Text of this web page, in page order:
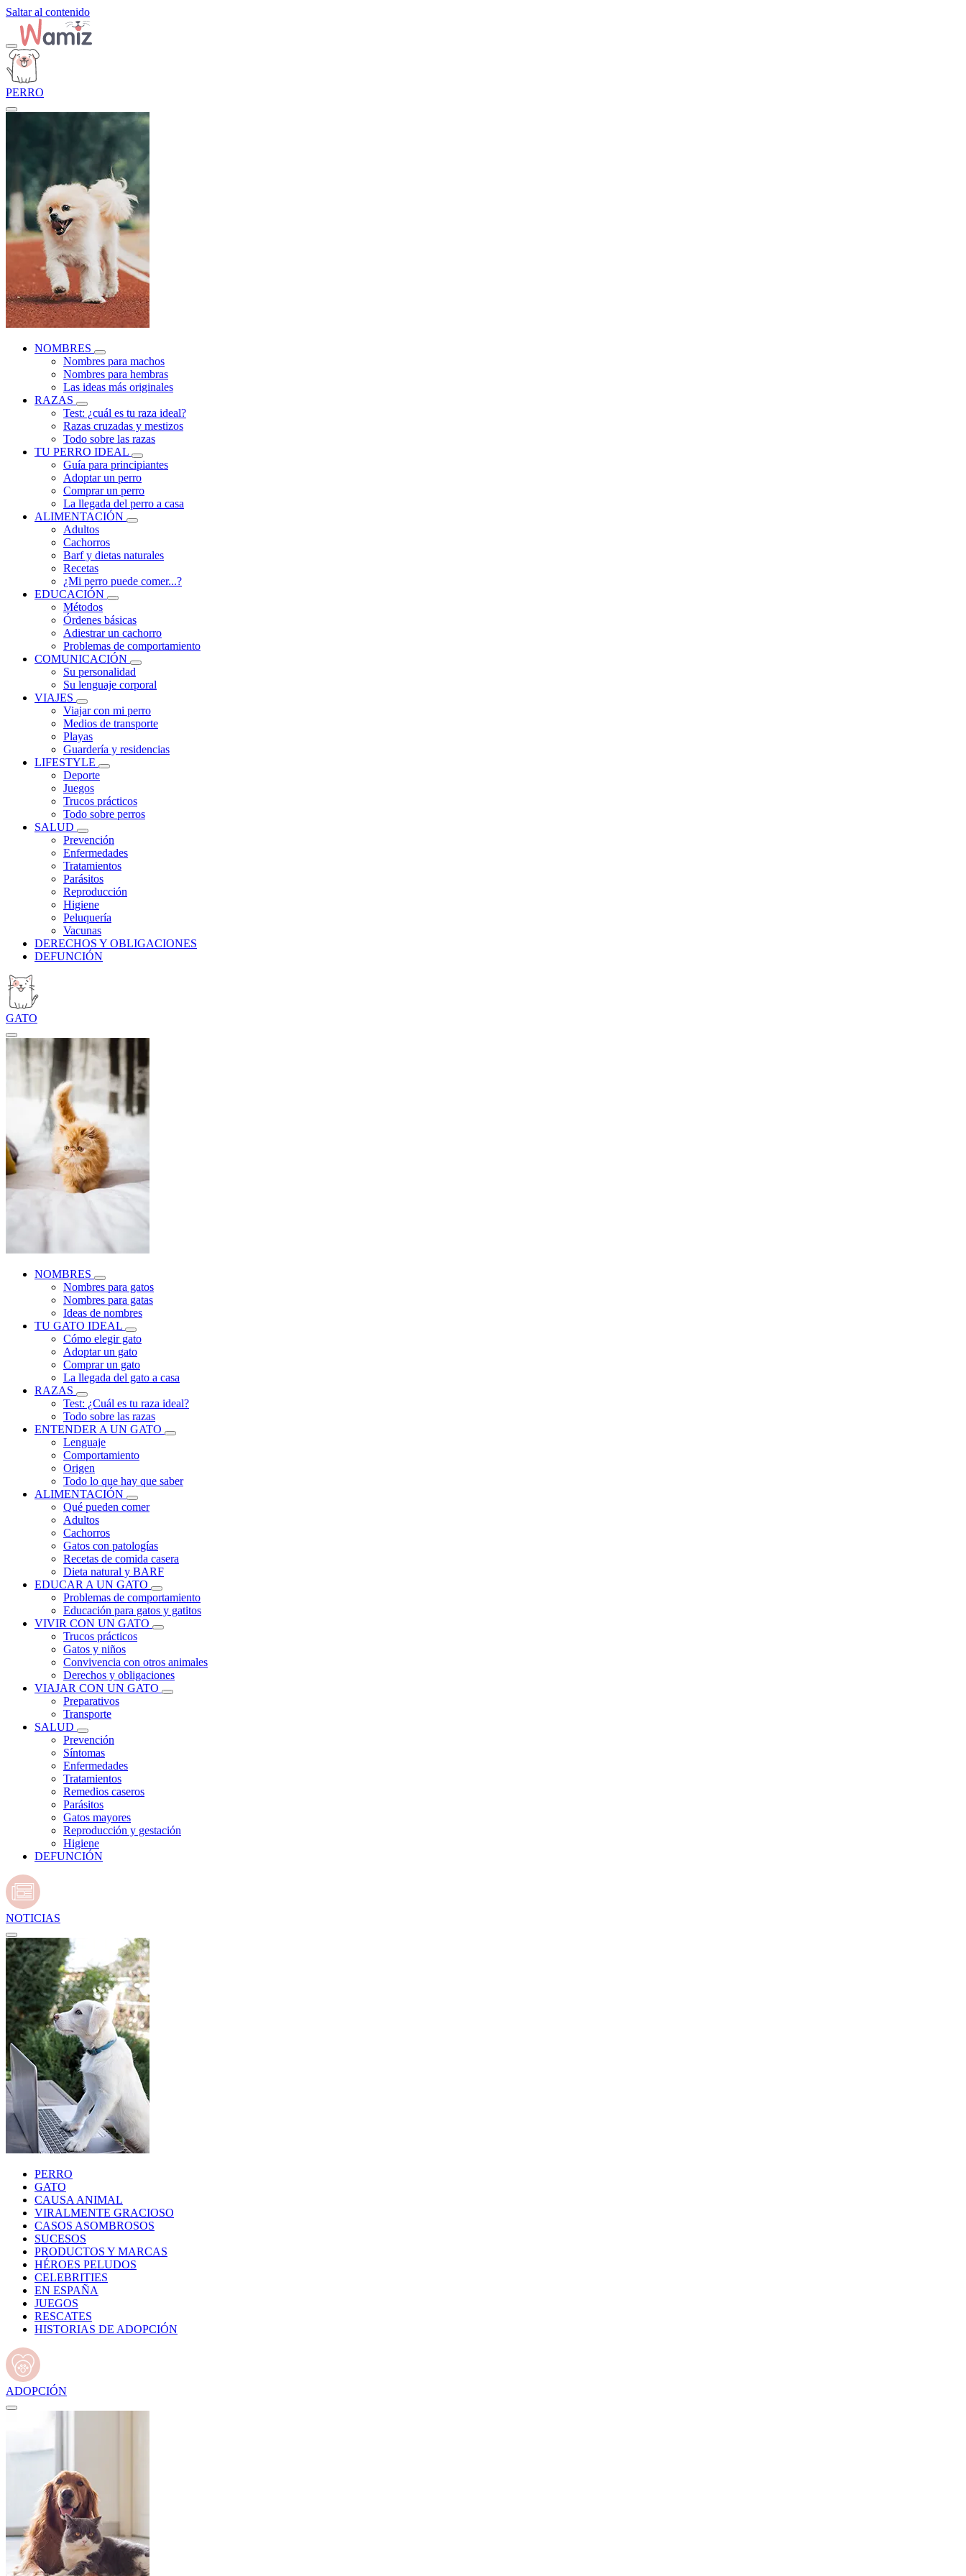
Saltar al contenido
PERRO
NOMBRES
Nombres para machos
Nombres para hembras
Las ideas más originales
RAZAS
Test: ¿cuál es tu raza ideal?
Razas cruzadas y mestizos
Todo sobre las razas
TU PERRO IDEAL
Guía para principiantes
Adoptar un perro
Comprar un perro
La llegada del perro a casa
ALIMENTACIÓN
Adultos
Cachorros
Barf y dietas naturales
Recetas
¿Mi perro puede comer...?
EDUCACIÓN
Métodos
Órdenes básicas
Adiestrar un cachorro
Problemas de comportamiento
COMUNICACIÓN
Su personalidad
Su lenguaje corporal
VIAJES
Viajar con mi perro
Medios de transporte
Playas
Guardería y residencias
LIFESTYLE
Deporte
Juegos
Trucos prácticos
Todo sobre perros
SALUD
Prevención
Enfermedades
Tratamientos
Parásitos
Reproducción
Higiene
Peluquería
Vacunas
DERECHOS Y OBLIGACIONES
DEFUNCIÓN
GATO
NOMBRES
Nombres para gatos
Nombres para gatas
Ideas de nombres
TU GATO IDEAL
Cómo elegir gato
Adoptar un gato
Comprar un gato
La llegada del gato a casa
RAZAS
Test: ¿Cuál es tu raza ideal?
Todo sobre las razas
ENTENDER A UN GATO
Lenguaje
Comportamiento
Origen
Todo lo que hay que saber
ALIMENTACIÓN
Qué pueden comer
Adultos
Cachorros
Gatos con patologías
Recetas de comida casera
Dieta natural y BARF
EDUCAR A UN GATO
Problemas de comportamiento
Educación para gatos y gatitos
VIVIR CON UN GATO
Trucos prácticos
Gatos y niños
Convivencia con otros animales
Derechos y obligaciones
VIAJAR CON UN GATO
Preparativos
Transporte
SALUD
Prevención
Síntomas
Enfermedades
Tratamientos
Remedios caseros
Parásitos
Gatos mayores
Reproducción y gestación
Higiene
DEFUNCIÓN
NOTICIAS
PERRO
GATO
CAUSA ANIMAL
VIRALMENTE GRACIOSO
CASOS ASOMBROSOS
SUCESOS
PRODUCTOS Y MARCAS
HÉROES PELUDOS
CELEBRITIES
EN ESPAÑA
JUEGOS
RESCATES
HISTORIAS DE ADOPCIÓN
ADOPCIÓN